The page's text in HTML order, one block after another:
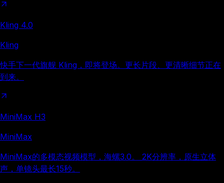
Kling 4.0
Kling
快手下一代旗舰 Kling，即将登场。更长片段、更清晰细节正在
到来。
MiniMax H3
MiniMax
MiniMax的多模态视频模型，海螺3.0。 2K分辨率，原生立体
声，单镜头最长15秒。